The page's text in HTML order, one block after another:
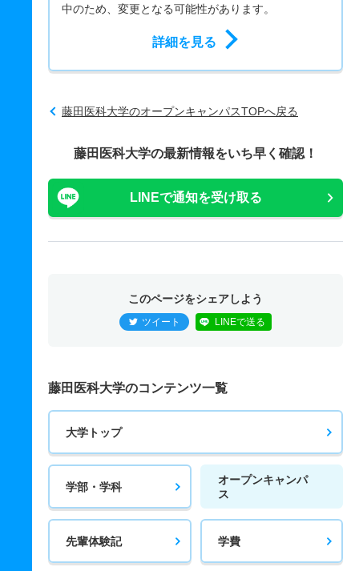
中のため、変更となる可能性があります。
詳細を見る
藤田医科大学のオープンキャンパスTOPへ戻る
藤田医科大学の最新情報をいち早く確認！
LINEで通知を受け取る
このページをシェアしよう
ツイート LINEで送る
藤田医科大学のコンテンツ一覧
大学トップ
学部・学科
オープンキャンパ
ス
先輩体験記 学費